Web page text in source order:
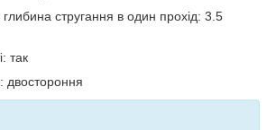
стругання в один прохід: 3.5
так
двостороння